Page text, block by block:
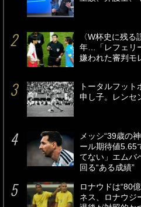
〈W杯史に残
年…「レフェリ
嫌われた審判モ
トータルフッ
申し子。レンセ
メッシ“39歳の
ール期待値5.65
てない」エムバ
回る“ある成績”
ロナウドは“80
ネス、ロナウジ